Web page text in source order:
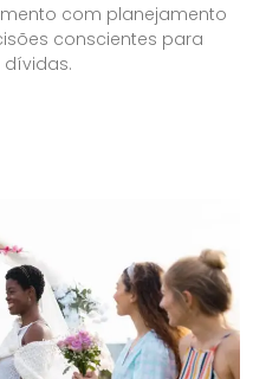
com planejamento
conscientes para